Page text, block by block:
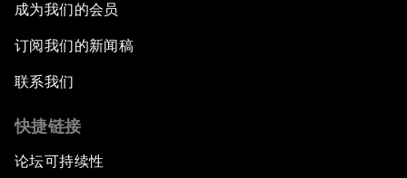
成为我们的会员
订阅我们的新闻稿
联系我们
快捷链接
论坛可持续性